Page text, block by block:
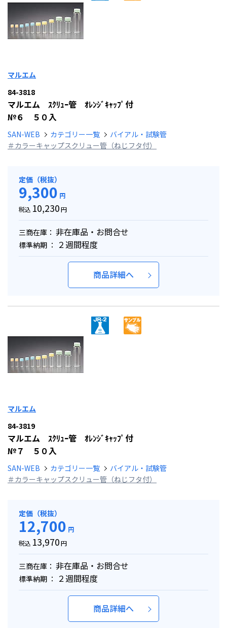
マルエム
84-3818
マルエム ｽｸﾘｭｰ管 ｵﾚﾝｼﾞｷｬｯﾌﾟ付
№６ ５０入
SAN-WEB カテゴリー一覧
バイアル・試験管
＃カラーキャップスクリュー管（ねじフタ付）
定価（税抜）
9,300 円
税込 10,230円
三商在庫： 非在庫品・お問合せ
標準納期 ： ２週間程度
商品詳細へ
マルエム
84-3819
マルエム ｽｸﾘｭｰ管 ｵﾚﾝｼﾞｷｬｯﾌﾟ付
№７ ５０入
SAN-WEB カテゴリー一覧
バイアル・試験管
＃カラーキャップスクリュー管（ねじフタ付）
定価（税抜）
12,700 円
税込 13,970円
三商在庫： 非在庫品・お問合せ
標準納期 ： ２週間程度
商品詳細へ